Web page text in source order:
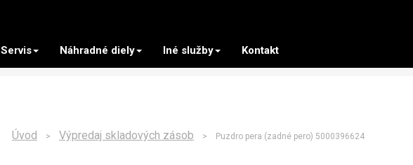
Servis Náhradné diely Iné služby Kontakt
Úvod > Výpredaj skladových zásob > Puzdro pera (zadné pero) 5000396624